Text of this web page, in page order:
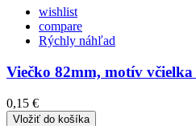
wishlist
compare
Rýchly náhľad
Viečko 82mm, motív
0,15 €
Vložiť do košíka